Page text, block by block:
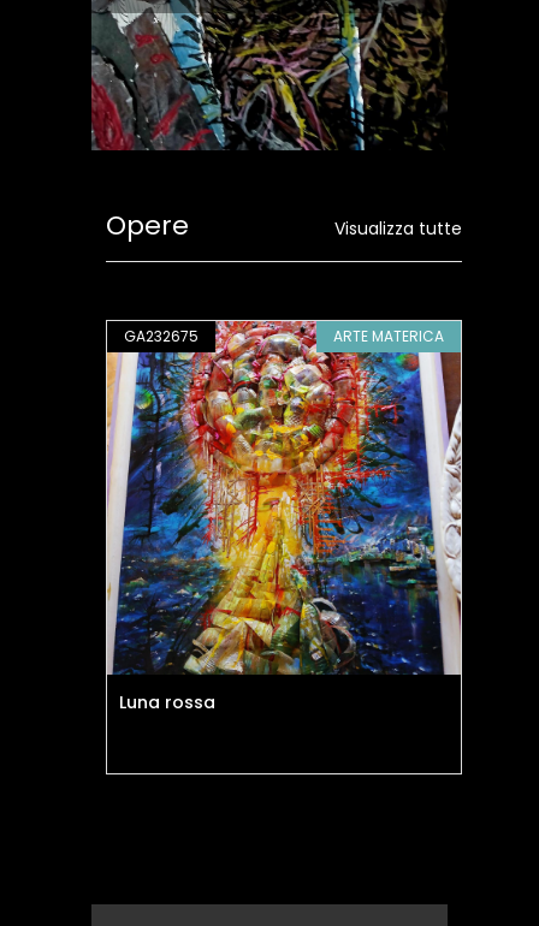
Visualizza tutte
Opere
GA232675 ARTE MATERICA
Luna rossa